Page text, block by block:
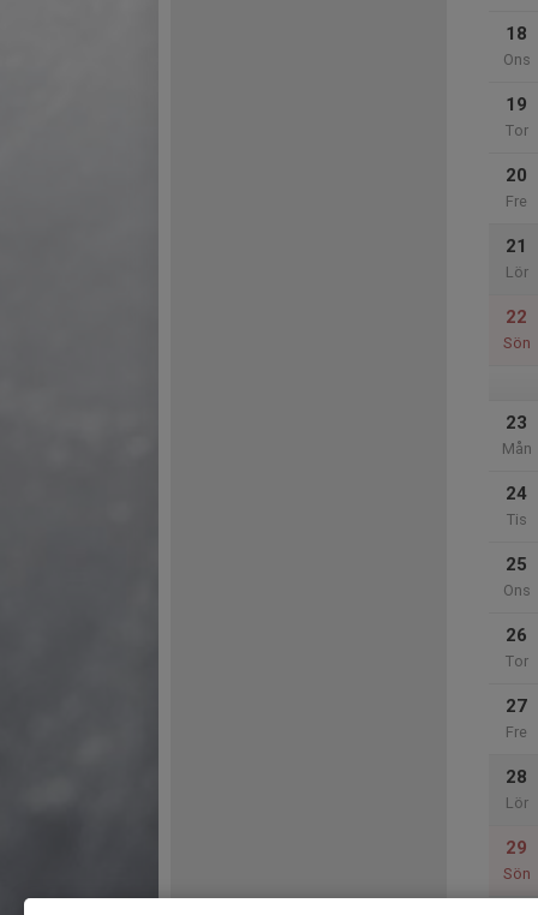
18
Ons
19
Tor
20
Fre
21
Lör
22
Sön
23
Mån
24
Tis
25
Ons
26
Tor
27
Fre
28
Lör
29
Sön